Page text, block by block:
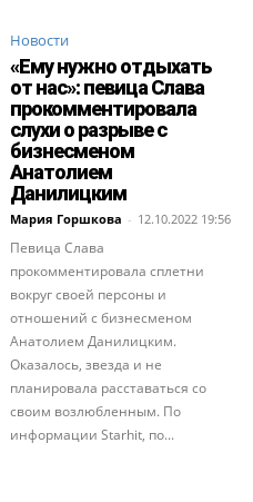
Новости
«Ему нужно отдыхать
от нас»: певица Слава
прокомментировала
слухи о разрыве с
бизнесменом
Анатолием
Данилицким
Мария Горшкова - 12.10.2022 19:56
Певица Слава
прокомментировала сплетни
вокруг своей персоны и
отношений с бизнесменом
Анатолием Данилицким.
Оказалось, звезда и не
планировала расставаться со
своим возлюбленным. По
информации Starhit, по...